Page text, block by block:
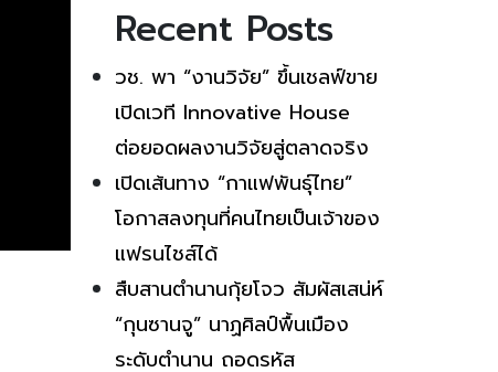
Recent Posts
วช. พา “งานวิจัย” ขึ้นเชลฟ์ขาย
เปิดเวที Innovative House
ต่อยอดผลงานวิจัยสู่ตลาดจริง
เปิดเส้นทาง “กาแฟพันธุ์ไทย”
โอกาสลงทุนที่คนไทยเป็นเจ้าของ
แฟรนไชส์ได้
สืบสานตำนานกุ้ยโจว สัมผัสเสน่ห์
“กุนซานจู” นาฏศิลป์พื้นเมือง
ระดับตำนาน ถอดรหัส